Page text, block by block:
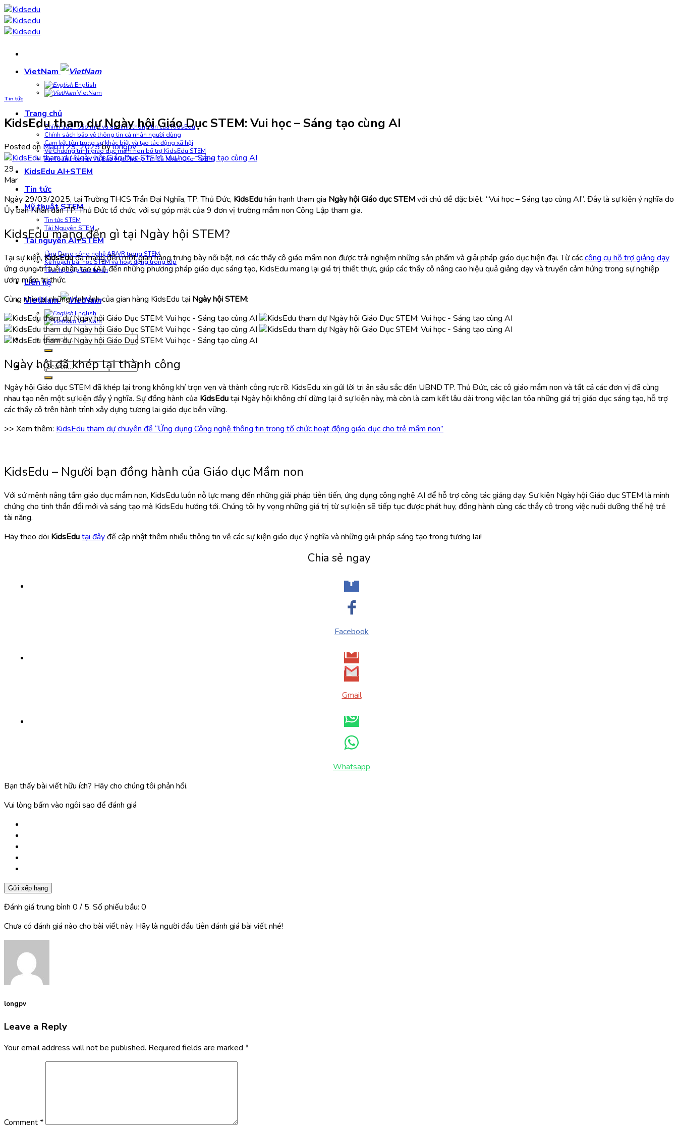
Skip
to
content
VietNam
English
VietNam
Trang chủ
Chính sách bảo mật và an ninh thông tin của KidsEdu
Chính sách bảo vệ thông tin cá nhân người dùng
Cam kết tôn trọng sự khác biệt và tạo tác động xã hội
Về Chương trình giáo dục mầm non bổ trợ KidsEdu STEM
An Toàn Internet Và Bảo Mật Thông Tin Cá Nhân Cho Trẻ Em
KidsEdu AI+STEM
Tin tức
Mỹ thuật STEM
Tin tức STEM
Tài Nguyên STEM
Tài nguyên AI+STEM
Ứng Dụng công nghệ AR/VR trong STEM
Kế hoạch bài học STEM và hoạt động trong lớp
Tour học tập trực tuyến
Liên hệ
VietNam
English
VietNam
Search
for:
Search
for:
Tin tức
KidsEdu tham dự Ngày hội Giáo Dục STEM: Vui học – Sáng tạo cùng AI
Posted on March 29, 2025bylongpv
29
Mar
Ngày 29/03/2025, tại Trường THCS Trần Đại Nghĩa, TP. Thủ Đức, KidsEduhân hạnh tham gia Ngày hội Giáo dục STEMvới chủ đề đặc biệt: “Vui học – Sáng tạo cùng AI”. Đây là sự kiện ý nghĩa do
Ủy ban Nhân dân TP. Thủ Đức tổ chức, với sự góp mặt của 9 đơn vị trường mầm non Công Lập tham gia.
KidsEdu mang đến gì tại Ngày hội STEM?
Tại sự kiện, KidsEduđã mang đến một gian hàng trưng bày nổi bật, nơi các thầy cô giáo mầm non được trải nghiệm những sản phẩm và giải pháp giáo dục hiện đại. Từ cáccông cụ hỗ trợ giảng dạy
ứng dụng trí tuệ nhân tạo (AI) đến những phương pháp giáo dục sáng tạo, KidsEdu mang lại giá trị thiết thực, giúp các thầy cô nâng cao hiệu quả giảng dạy và truyền cảm hứng trong sự nghiệp
ươm mầm tri thức.
Cùng nhìn lại những hình ảnh của gian hàng KidsEdu tại Ngày hội STEM:
Ngày hội đã khép lại thành công
Ngày hội Giáo dục STEM đã khép lại trong không khí trọn vẹn và thành công rực rỡ. KidsEdu xin gửi lời tri ân sâu sắc đến UBND TP. Thủ Đức, các cô giáo mầm non và tất cả các đơn vị đã cùng
nhau tạo nên một sự kiện đầy ý nghĩa. Sự đồng hành của KidsEdutại Ngày hội không chỉ dừng lại ở sự kiện này, mà còn là cam kết lâu dài trong việc lan tỏa những giá trị giáo dục sáng tạo, hỗ trợ
các thầy cô trên hành trình xây dựng tương lai giáo dục bền vững.
>> Xem thêm: KidsEdu tham dự chuyên đề “Ứng dụng Công nghệ thông tin trong tổ chức hoạt động giáo dục cho trẻ mầm non”
KidsEdu – Người bạn đồng hành của Giáo dục Mầm non
Với sứ mệnh nâng tầm giáo dục mầm non, KidsEdu luôn nỗ lực mang đến những giải pháp tiên tiến, ứng dụng công nghệ AI để hỗ trợ công tác giảng dạy. Sự kiện Ngày hội Giáo dục STEM là minh
chứng cho tinh thần đổi mới và sáng tạo mà KidsEdu hướng tới. Chúng tôi hy vọng những giá trị từ sự kiện sẽ tiếp tục được phát huy, đồng hành cùng các thầy cô trong việc nuôi dưỡng thế hệ trẻ
tài năng.
Hãy theo dõi KidsEdutại đâyđể cập nhật thêm nhiều thông tin về các sự kiện giáo dục ý nghĩa và những giải pháp sáng tạo trong tương lai!
Chia sẻ ngay
Facebook
Gmail
Whatsapp
Bạn thấy bài viết hữu ích? Hãy cho chúng tôi phản hồi.
Vui lòng bấm vào ngôi sao để đánh giá
Gửi xếp hạng
Đánh giá trung bình 0/ 5. Số phiếu bầu: 0
Chưa có đánh giá nào cho bài viết này. Hãy là người đầu tiên đánh giá bài viết nhé!
longpv
Leave a Reply
Your email address will not be published. Required fields are marked *
Comment*